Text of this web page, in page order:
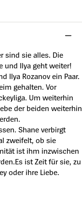
sind sie alles. Die
und Ilya geht weiter!
Ilya Rozanov ein Paar.
gehalten. Vor
Um weiterhin
der beiden weiterhin
Shane verbirgt
zweifelt, ob sie
ist ihm inzwischen
ist Zeit für sie, zu
oder ihre Liebe.